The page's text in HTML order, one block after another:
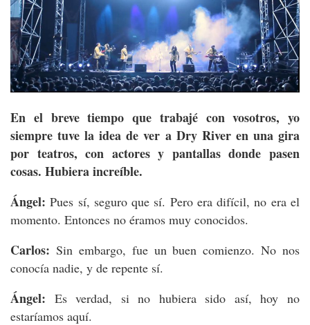
En el breve tiempo que trabajé con vosotros, yo
siempre tuve la idea de ver a Dry River en una gira
por teatros, con actores y pantallas donde pasen
cosas. Hubiera increíble.
Ángel:Pues sí, seguro que sí. Pero era difícil, no era el
momento. Entonces no éramos muy conocidos.
Carlos: Sin embargo, fue un buen comienzo. No nos
conocía nadie, y de repente sí.
Ángel: Es verdad, si no hubiera sido así, hoy no
estaríamos aquí.